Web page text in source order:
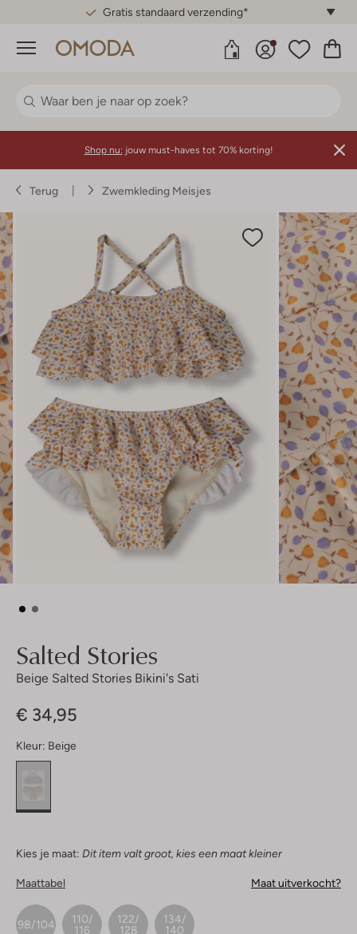
Gratis standaard verzending*
Menu
Shop nu: jouw must-haves tot 70% korting!
Terug Zwemkleding Meisjes
Salted Stories
Beige Salted Stories Bikini's Sati
€ 34,95
Kleur: Beige
Kies je maat: Dit item valt groot, kies een maat kleiner
Maattabel Maat uitverkocht?
98/104
110/
116
122/
128
134/
140